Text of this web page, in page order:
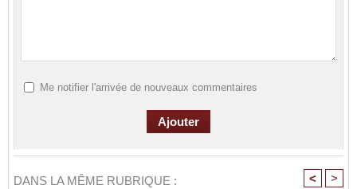
Me notifier l'arrivée de nouveaux commentaires
DANS LA MÊME RUBRIQUE : < >